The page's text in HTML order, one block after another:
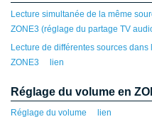
Lecture simultanée de la même
ZONE3 (réglage du partage TV
Lecture de différentes sources dans
ZONE3
lien
Réglage du volume en
Réglage du volume
lien